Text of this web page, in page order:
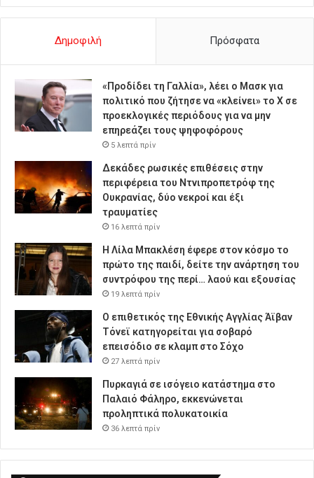
Δημοφιλή Πρόσφατα
«Προδίδει τη Γαλλία», λέει ο Μασκ για
πολιτικό που ζήτησε να «κλείνει» το X σε
προεκλογικές περιόδους για να μην
επηρεάζει τους ψηφοφόρους
5 λεπτά πρίν
Δεκάδες ρωσικές επιθέσεις στην
περιφέρεια του Ντνιπροπετρόφ της
Ουκρανίας, δύο νεκροί και έξι
τραυματίες
16 λεπτά πρίν
Η Λίλα Μπακλέση έφερε στον κόσμο το
πρώτο της παιδί, δείτε την ανάρτηση του
συντρόφου της περί… λαού και εξουσίας
19 λεπτά πρίν
Ο επιθετικός της Εθνικής Αγγλίας Άϊβαν
Τόνεϊ κατηγορείται για σοβαρό
επεισόδιο σε κλαμπ στο Σόχο
27 λεπτά πρίν
Πυρκαγιά σε ισόγειο κατάστημα στο
Παλαιό Φάληρο, εκκενώνεται
προληπτικά πολυκατοικία
36 λεπτά πρίν